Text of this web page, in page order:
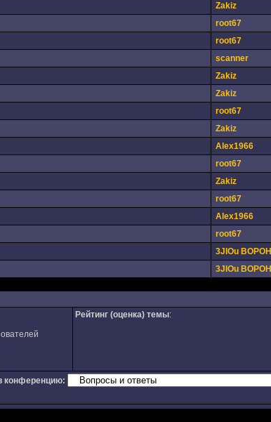
Zakiz
root67
root67
scanner
Zakiz
Zakiz
root67
Zakiz
Alex1966
root67
Zakiz
root67
Alex1966
root67
3JIOu BOPOH
3JIOu BOPOH
Рейтинг (оценка) темы:
конференцию: